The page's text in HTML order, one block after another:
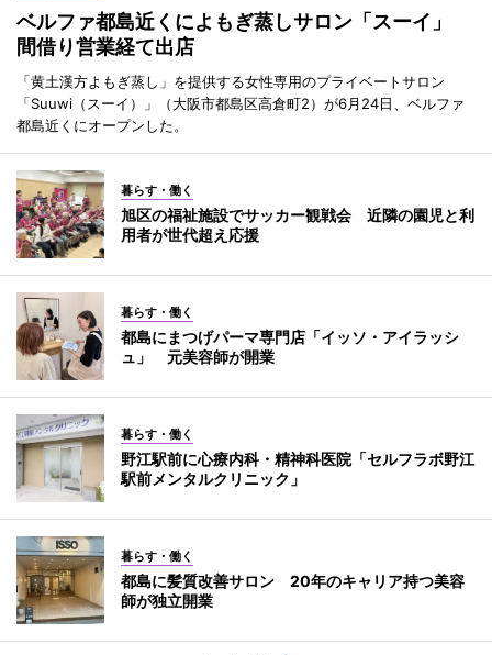
ベルファ都島近くによもぎ蒸しサロン「スーイ」
間借り営業経て出店
「黄土漢方よもぎ蒸し」を提供する女性専用のプライベートサロン
「Suuwi（スーイ）」（大阪市都島区高倉町2）が6月24日、ベルファ
都島近くにオープンした。
暮らす・働く
旭区の福祉施設でサッカー観戦会 近隣の園児と利
用者が世代超え応援
暮らす・働く
都島にまつげパーマ専門店「イッソ・アイラッシ
ュ」 元美容師が開業
暮らす・働く
野江駅前に心療内科・精神科医院「セルフラボ野江
駅前メンタルクリニック」
暮らす・働く
都島に髪質改善サロン 20年のキャリア持つ美容
師が独立開業